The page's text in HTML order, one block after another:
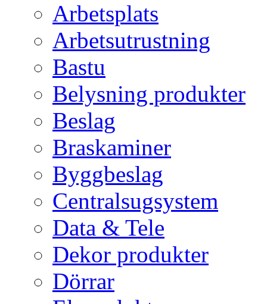
Arbetsplats
Arbetsutrustning
Bastu
Belysning produkter
Beslag
Braskaminer
Byggbeslag
Centralsugsystem
Data & Tele
Dekor produkter
Dörrar